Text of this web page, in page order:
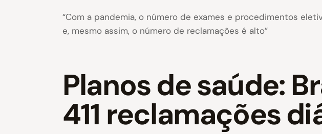
“Com a pandemia, o número de exames e procedimentos
e, mesmo assim, o número de reclamações é alto”
Planos de saúde:
411 reclamações